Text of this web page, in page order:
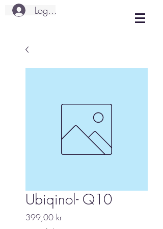
Logg inn
Ubiqinol- Q10
399,00 krPris